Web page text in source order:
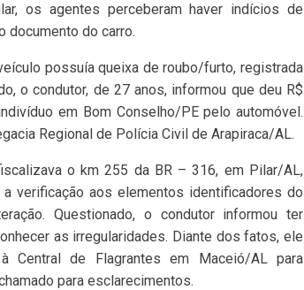
os agentes perceberam haver indícios de
documento do carro.
possuía queixa de roubo/furto, registrada
o condutor, de 27 anos, informou que deu R$
em Bom Conselho/PE pelo automóvel.
Regional de Polícia Civil de Arapiraca/AL.
o km 255 da BR – 316, em Pilar/AL,
verificação aos elementos identificadores do
Questionado, o condutor informou ter
as irregularidades. Diante dos fatos, ele
de Flagrantes em Maceió/AL para
para esclarecimentos.